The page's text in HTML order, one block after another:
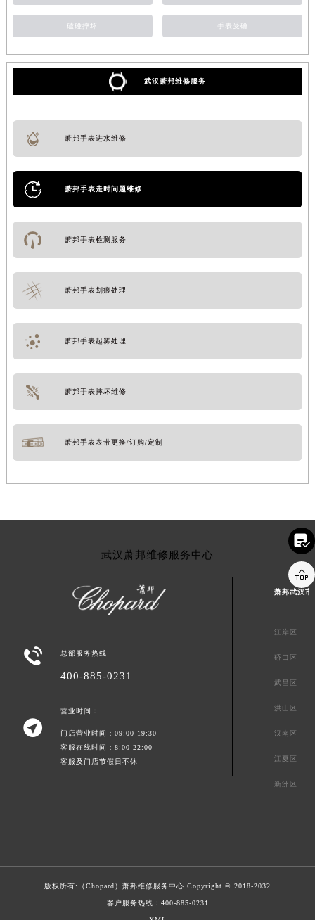
磕碰摔坏 手表受磁
武汉萧邦维修服务
萧邦手表进水维修
萧邦手表走时问题维修
萧邦手表检测服务
萧邦手表划痕处理
萧邦手表起雾处理
萧邦手表摔坏维修
萧邦手表表带更换/订购/定制
武汉萧邦维修服务中心
 总部服务热线
400-885-0231

营业时间：
门店营业时间：09:00-19:30
客服在线时间：8:00-22:00
客服及门店节假日不休
萧邦武汉市
江岸区
硚口区
武昌区
洪山区
汉南区
江夏区
新洲区
版权所有:（Chopard） 萧邦维修服务中心 Copyright © 2018-2032
客户服务热线： 400-885-0231

